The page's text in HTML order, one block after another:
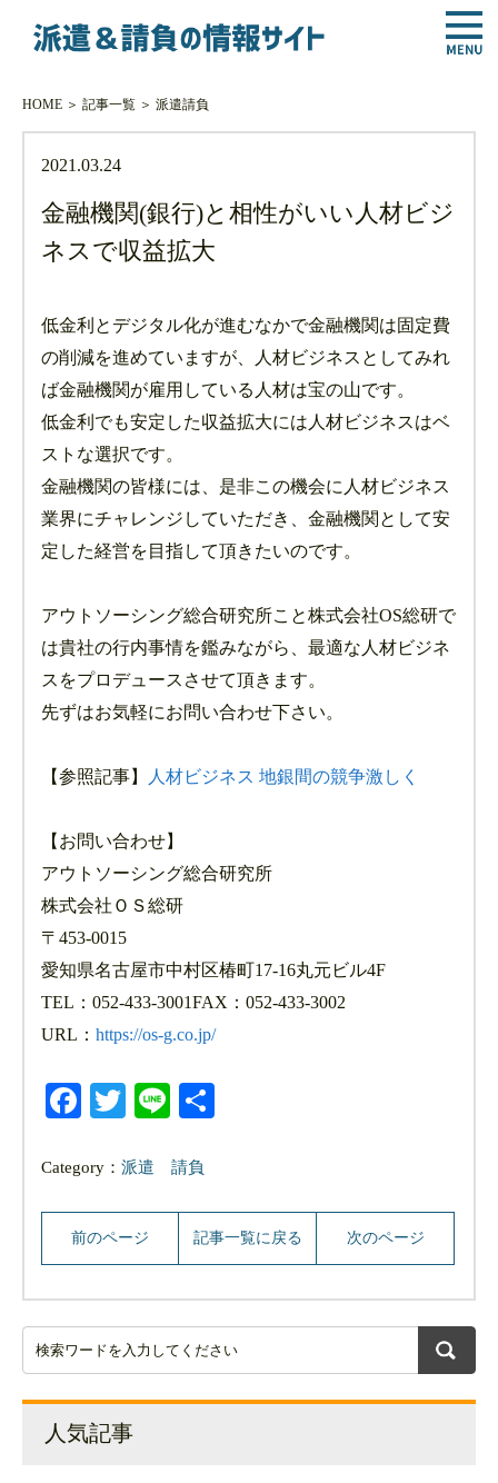
HOME＞ 記事一覧＞ 派遣請負
2021.03.24
金融機関(銀行)と相性がいい人材ビジ
ネスで収益拡大
低金利とデジタル化が進むなかで金融機関は固定費
の削減を進めていますが、人材ビジネスとしてみれ
ば金融機関が雇用している人材は宝の山です。
低金利でも安定した収益拡大には人材ビジネスはベ
ストな選択です。
金融機関の皆様には、是非この機会に人材ビジネス
業界にチャレンジしていただき、金融機関として安
定した経営を目指して頂きたいのです。
アウトソーシング総合研究所こと株式会社OS総研で
は貴社の行内事情を鑑みながら、最適な人材ビジネ
スをプロデュースさせて頂きます。
先ずはお気軽にお問い合わせ下さい。
【参照記事】 人材ビジネス 地銀間の競争激しく
【お問い合わせ】
アウトソーシング総合研究所
株式会社ＯＳ総研
〒453-0015
愛知県名古屋市中村区椿町17-16丸元ビル4F
TEL：052-433-3001FAX：052-433-3002
URL：https://os-g.co.jp/
Facebook
Twitter
Line
Category：派遣 請負
前のページ 記事一覧に戻る 次のページ
人気記事